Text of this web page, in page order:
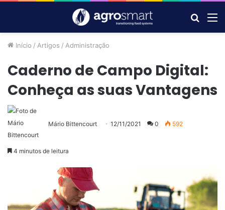
por
Início / Artigos / Administração
Caderno de Campo Digital:
Conheça as suas Vantagens
Mário Bittencourt 12/11/2021 0 592
4 minutos de leitura